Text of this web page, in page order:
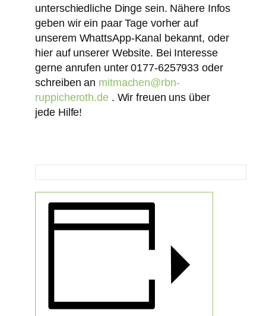
unterschiedliche Dinge sein. Nähere Infos
geben wir ein paar Tage vorher auf
unserem WhattsApp-Kanal bekannt, oder
hier auf unserer Website. Bei Interesse
gerne anrufen unter 0177-6257933 oder
schreiben an mitmachen@rbn-
ruppicheroth.de. Wir freuen uns über
jede Hilfe!